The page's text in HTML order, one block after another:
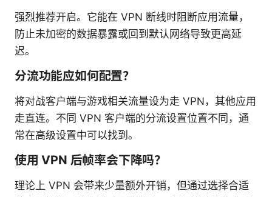
强烈推荐开启。它能在 VPN 断线时阻断应用流量，
防止未加密的数据暴露或回到默认网络导致更高延
迟。
分流功能应如何配置？
将对战客户端与游戏相关流量设为走 VPN，其他应用
走直连。不同 VPN 客户端的分流设置位置不同，通
常在高级设置中可以找到。
使用 VPN 后帧率会下降吗？
理论上 VPN 会带来少量额外开销，但通过选择合适